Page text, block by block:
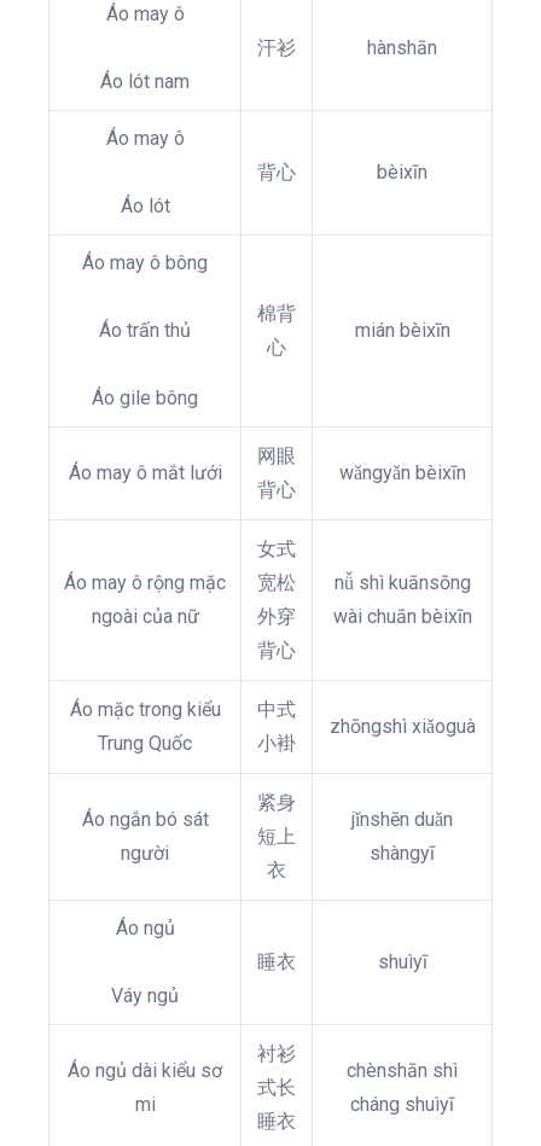
Áo may ô
Áo lót nam
汗衫 hànshān
Áo may ô
Áo lót
背心 bèixīn
Áo may ô bông
Áo trấn thủ
Áo gile bông
棉背
心
mián bèixīn
Áo may ô mắt lưới
网眼
背心
wǎngyǎn bèixīn
Áo may ô rộng mặc
ngoài của nữ
女式
宽松
外穿
背心
nǚ shì kuānsōng
wài chuān bèixīn
Áo mặc trong kiểu
Trung Quốc
中式
小褂
zhōngshì xiǎoguà
Áo ngắn bó sát
người
紧身
短上
衣
jǐnshēn duǎn
shàngyī
Áo ngủ
Váy ngủ
睡衣 shuìyī
Áo ngủ dài kiểu sơ
mi
衬衫
式长
睡衣
chènshān shì
cháng shuìyī